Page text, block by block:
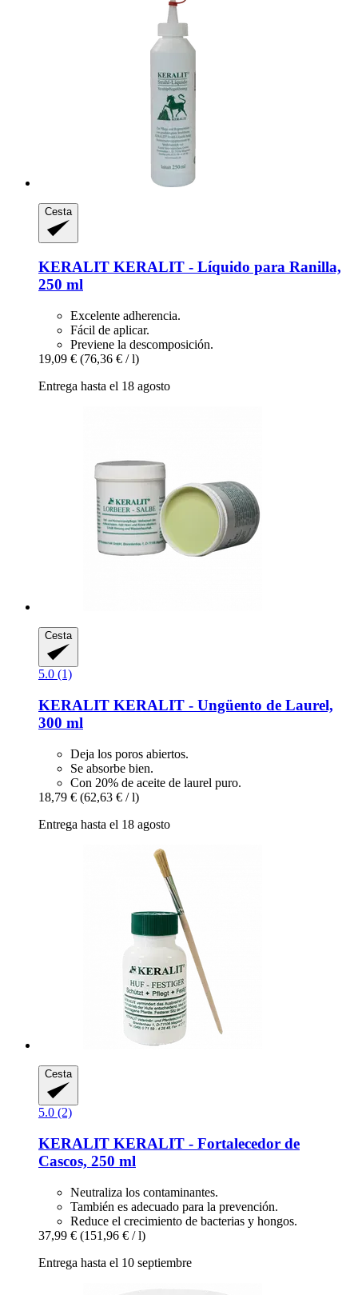
Cesta
KERALIT KERALIT -​ Líquido para Ranilla,
250 ml
Excelente adherencia.
Fácil de aplicar.
Previene la descomposición.
19,09 € (76,36 € / l)
Entrega hasta el 18 agosto
Cesta
5.0 (1)
KERALIT KERALIT -​ Ungüento de Laurel,
300 ml
Deja los poros abiertos.
Se absorbe bien.
Con 20% de aceite de laurel puro.
18,79 € (62,63 € / l)
Entrega hasta el 18 agosto
Cesta
5.0 (2)
KERALIT KERALIT -​ Fortalecedor de
Cascos, 250 ml
Neutraliza los contaminantes.
También es adecuado para la prevención.
Reduce el crecimiento de bacterias y hongos.
37,99 € (151,96 € / l)
Entrega hasta el 10 septiembre